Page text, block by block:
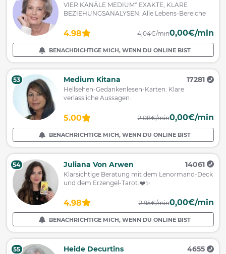
VIER KANÄLE MEDIUM* EXAKTE, KLARE
BEZIEHUNGSANALYSEN. Alle Lebens-Bereiche
4.98 4,04€/min0,00€/min
BENACHRICHTIGE MICH, WENN DU ONLINE BIST
53 Medium Kitana 17281
Hellsehen-Gedankenlesen-Karten. Klare
verlässliche Aussagen.
5.00 2,08€/min0,00€/min
BENACHRICHTIGE MICH, WENN DU ONLINE BIST
54 Juliana Von Arwen 14061
Klarsichtige Beratung mit dem Lenormand-Deck
und dem Erzengel-Tarot.❤️✨
4.98 2,95€/min0,00€/min
BENACHRICHTIGE MICH, WENN DU ONLINE BIST
55 Heide Decurtins 4655